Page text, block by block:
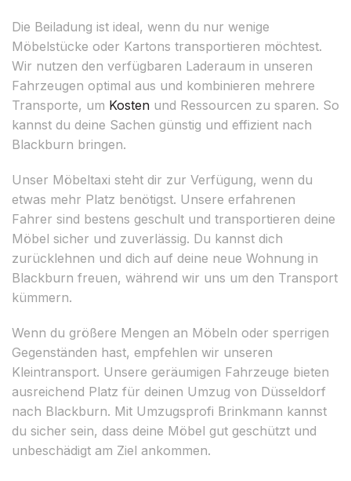
Die Beiladung ist ideal, wenn du nur wenige
Möbelstücke oder Kartons transportieren möchtest.
Wir nutzen den verfügbaren Laderaum in unseren
Fahrzeugen optimal aus und kombinieren mehrere
Transporte, um Kosten und Ressourcen zu sparen. So
kannst du deine Sachen günstig und effizient nach
Blackburn bringen.
Unser Möbeltaxi steht dir zur Verfügung, wenn du
etwas mehr Platz benötigst. Unsere erfahrenen
Fahrer sind bestens geschult und transportieren deine
Möbel sicher und zuverlässig. Du kannst dich
zurücklehnen und dich auf deine neue Wohnung in
Blackburn freuen, während wir uns um den Transport
kümmern.
Wenn du größere Mengen an Möbeln oder sperrigen
Gegenständen hast, empfehlen wir unseren
Kleintransport. Unsere geräumigen Fahrzeuge bieten
ausreichend Platz für deinen Umzug von Düsseldorf
nach Blackburn. Mit Umzugsprofi Brinkmann kannst
du sicher sein, dass deine Möbel gut geschützt und
unbeschädigt am Ziel ankommen.